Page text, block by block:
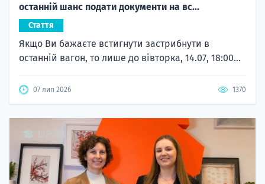
останній шанс подати документи на вс...
Стаття
Якщо Ви бажаєте встигнути застрибнути в
останній вагон, то лише до вівторка, 14.07, 18:00...
07 лип 2026 1370